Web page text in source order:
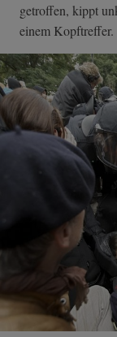
getroffen, kippt
einem Kopftreffer.